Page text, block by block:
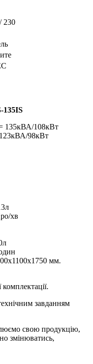
230
135IS
135кВА/108кВт
98кВт
хв
мм.
завданням
свою продукцію,
змінюватись,